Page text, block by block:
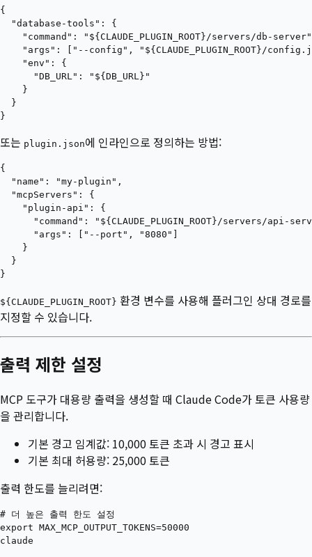
{
  "database-tools": {
"command": "${CLAUDE_PLUGIN_ROOT}/servers/db-
"args": ["--config", "${CLAUDE_PLUGIN_ROOT}/
    "env": {
      "DB_URL": "${DB_URL}"
    }
  }
또는 plugin.json에 인라인으로 정의하는 방법:
{
  "name": "my-plugin",
  "mcpServers": {
    "plugin-api": {
"command": "${CLAUDE_PLUGIN_ROOT}/servers/api-
      "args": ["--port", "8080"]
    }
  }
${CLAUDE_PLUGIN_ROOT} 환경 변수를 사용해 플러그인 상대 경로를
지정할 수 있습니다.
출력 제한 설정
MCP 도구가 대용량 출력을 생성할 때 Claude Code가 토큰 사용량
을 관리합니다.
기본 경고 임계값: 10,000 토큰 초과 시 경고 표시
기본 최대 허용량: 25,000 토큰
출력 한도를 늘리려면:
# 더 높은 출력 한도 설정
export MAX_MCP_OUTPUT_TOKENS=50000